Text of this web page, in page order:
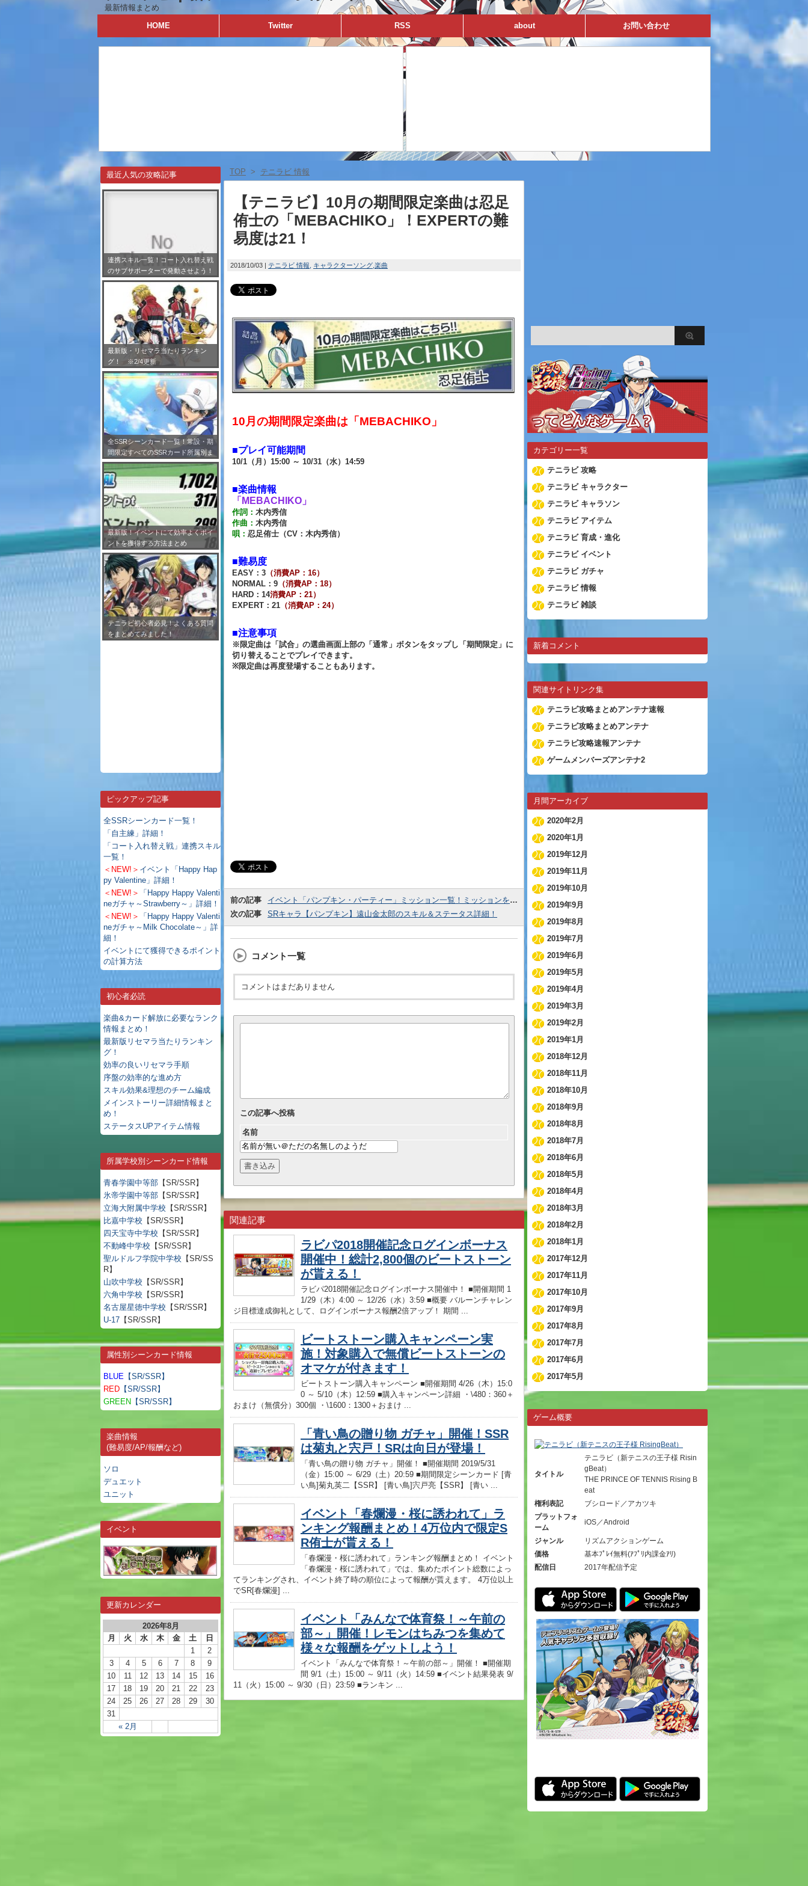
最新情報まとめ
HOME
Twitter RSS about お問い合わせ
最近人気の攻略記事
連携スキル一覧！コート入れ替え戦
のサブサポーターで発動させよう！
※7/24更新
最新版・リセマラ当たりランキン
グ！ ※2/4更新
全SSRシーンカード一覧！常設・期
間限定すべてのSSRカード所属別ま
とめ！※2/4更新
最新版！イベントにて効率よくポイ
ントを獲得する方法まとめ
テニラビ初心者必見！よくある質問
をまとめてみました！
ピックアップ記事
全SSRシーンカード一覧！
「自主練」詳細！
「コート入れ替え戦」連携スキル
一覧！
＜NEW!＞ イベント「Happy Hap
py Valentine」詳細！
＜NEW!＞
「Happy Happy Valenti
neガチャ～Strawberry～」詳細！
＜NEW!＞
「Happy Happy Valenti
neガチャ～Milk Chocolate～」詳
細！
イベントにて獲得できるポイント
の計算方法
初心者必読
楽曲&カード解放に必要なランク
情報まとめ！
最新版リセマラ当たりランキン
グ！
効率の良いリセマラ手順
序盤の効率的な進め方
スキル効果&理想のチーム編成
メインストーリー詳細情報まと
め！
ステータスUPアイテム情報
所属学校別シーンカード情報
青春学園中等部 【SR/SSR】
氷帝学園中等部 【SR/SSR】
立海大附属中学校 【SR/SSR】
比嘉中学校 【SR/SSR】
四天宝寺中学校 【SR/SSR】
不動峰中学校 【SR/SSR】
聖ルドルフ学院中学校 【SR/SS
R】
山吹中学校 【SR/SSR】
六角中学校 【SR/SSR】
名古屋星徳中学校 【SR/SSR】
U-17 【SR/SSR】
属性別シーンカード情報
BLUE 【SR/SSR】
RED 【SR/SSR】
GREEN 【SR/SSR】
楽曲情報
(難易度/AP/報酬など)
ソロ
デュエット
ユニット
イベント
更新カレンダー
2026年8月
月
火 水 木 金 土 日
« 2月
1
2
3
4 5 6 7 8
9
10
11 12 13 14 15
16
17
18 19 20 21 22
23
24
25 26 27 28 29
30
31
TOP > テニラビ 情報
【テニラビ】10月の期間限定楽曲は忍足
侑士の「MEBACHIKO」！EXPERTの難
易度は21！
2018/10/03 テニラビ 情報 キャラクターソング 楽曲
10月の期間限定楽曲は「MEBACHIKO」
■プレイ可能期間
10/1（月）15:00 ～ 10/31（水）14:59
■楽曲情報
「MEBACHIKO」
作詞： 木内秀信
作曲： 木内秀信
唄： 忍足侑士（CV：木内秀信）
■難易度
EASY：3 （消費AP：16）
NORMAL：9 （消費AP：18）
HARD：14消費AP：21）
EXPERT：21 （消費AP：24）
■注意事項
※限定曲は「試合」の選曲画面上部の「通常」ボタンをタップし「期間限定」に
切り替えることでプレイできます。
※限定曲は再度登場することもあります。
前の記事
イベント「パンプキン・パーティー」ミッション一覧！ミッションをクリアして報酬をゲットしよう！
次の記事
SRキャラ【パンプキン】遠山金太郎のスキル＆ステータス詳細！
コメント一覧
コメントはまだありません
この記事へ投稿
名前
関連記事
ラビパ2018開催記念ログインボーナス
開催中！総計2,800個のビートストーン
が貰える！
ラビパ2018開催記念ログインボーナス開催中！ ■開催期間 1
1/29（木）4:00 ～ 12/26（水）3:59 ■概要 バルーンチャレン
ジ目標達成御礼として、ログインボーナス報酬2倍アップ！ 期間 ...
ビートストーン購入キャンペーン実
施！対象購入で無償ビートストーンの
オマケが付きます！
ビートストーン購入キャンペーン ■開催期間 4/26（木）15:0
0 ～ 5/10（木）12:59 ■購入キャンペーン詳細 ・\480：360＋
おまけ（無償分）300個 ・\1600：1300＋おまけ ...
「青い鳥の贈り物 ガチャ」開催！SSR
は菊丸と宍戸！SRは向日が登場！
「青い鳥の贈り物 ガチャ」開催！ ■開催期間 2019/5/31
（金）15:00 ～ 6/29（土）20:59 ■期間限定シーンカード [青
い鳥]菊丸英二【SSR】 [青い鳥]宍戸亮【SSR】 [青い ...
イベント「春爛漫・桜に誘われて」ラ
ンキング報酬まとめ！4万位内で限定S
R侑士が貰える！
「春爛漫・桜に誘われて」ランキング報酬まとめ！ イベント
「春爛漫・桜に誘われて」では、集めたポイント総数によっ
てランキングされ、イベント終了時の順位によって報酬が貰えます。 4万位以上
でSR[春爛漫] ...
イベント「みんなで体育祭！～午前の
部～」開催！レモンはちみつを集めて
様々な報酬をゲットしよう！
イベント「みんなで体育祭！～午前の部～」開催！ ■開催期
間 9/1（土）15:00 ～ 9/11（火）14:59 ■イベント結果発表 9/
11（火）15:00 ～ 9/30（日）23:59 ■ランキン ...
カテゴリー一覧
テニラビ 攻略
テニラビ キャラクター
テニラビ キャラソン
テニラビ アイテム
テニラビ 育成・進化
テニラビ イベント
テニラビ ガチャ
テニラビ 情報
テニラビ 雑談
新着コメント
関連サイトリンク集
テニラビ攻略まとめアンテナ速報
テニラビ攻略まとめアンテナ
テニラビ攻略速報アンテナ
ゲームメンバーズアンテナ2
月間アーカイブ
2020年2月
2020年1月
2019年12月
2019年11月
2019年10月
2019年9月
2019年8月
2019年7月
2019年6月
2019年5月
2019年4月
2019年3月
2019年2月
2019年1月
2018年12月
2018年11月
2018年10月
2018年9月
2018年8月
2018年7月
2018年6月
2018年5月
2018年4月
2018年3月
2018年2月
2018年1月
2017年12月
2017年11月
2017年10月
2017年9月
2017年8月
2017年7月
2017年6月
2017年5月
ゲーム概要
タイトル
テニラビ（新テニスの王子様 Risin
gBeat）
THE PRINCE OF TENNIS Rising B
eat
権利表記
ブシロード／アカツキ
プラットフォ
ーム
iOS／Android
ジャンル
リズムアクションゲーム
価格
基本ﾌﾟﾚｲ無料(ｱﾌﾟﾘ内課金ｱﾘ)
配信日
2017年配信予定